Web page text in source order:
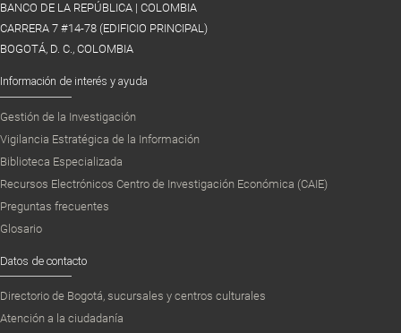
BANCO DE LA REPÚBLICA | COLOMBIA
CARRERA 7 #14-78 (EDIFICIO PRINCIPAL)
BOGOTÁ, D. C., COLOMBIA
Información de interés y ayuda
Gestión de la Investigación
Vigilancia Estratégica de la Información
Biblioteca Especializada
Recursos Electrónicos Centro de Investigación Económica (CAIE)
Preguntas frecuentes
Glosario
Datos de contacto
Directorio de Bogotá, sucursales y centros culturales
Atención a la ciudadanía